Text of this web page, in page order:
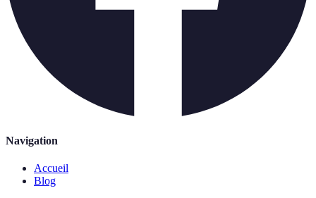
Navigation
Accueil
Blog